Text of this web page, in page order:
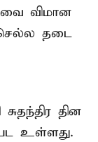
விமான
தடை
தின
உள்ளது.